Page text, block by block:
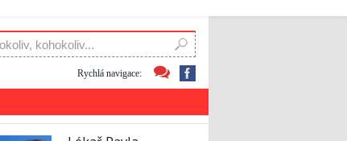
Rychlá navigace: